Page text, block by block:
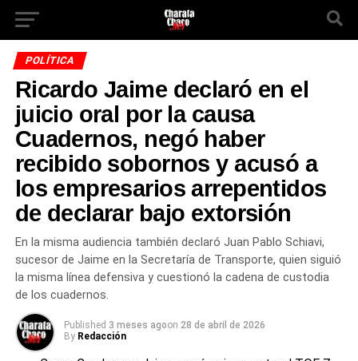
POLÍTICA
Ricardo Jaime declaró en el
juicio oral por la causa
Cuadernos, negó haber
recibido sobornos y acusó a
los empresarios arrepentidos
de declarar bajo extorsión
En la misma audiencia también declaró Juan Pablo Schiavi,
sucesor de Jaime en la Secretaría de Transporte, quien siguió
la misma línea defensiva y cuestionó la cadena de custodia
de los cuadernos.
Published 3 meses agoon 28 de abril de 2026
By Redacción